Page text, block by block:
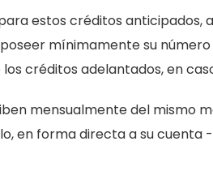
estos créditos anticipados,
mínimamente su
créditos adelantados, en
mensualmente del mismo
en forma directa a su